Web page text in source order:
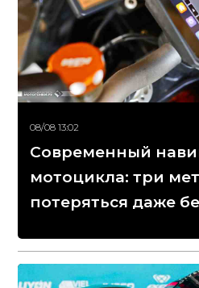
08/08 13:02
Современный
мотоцикла: три
потеряться даже